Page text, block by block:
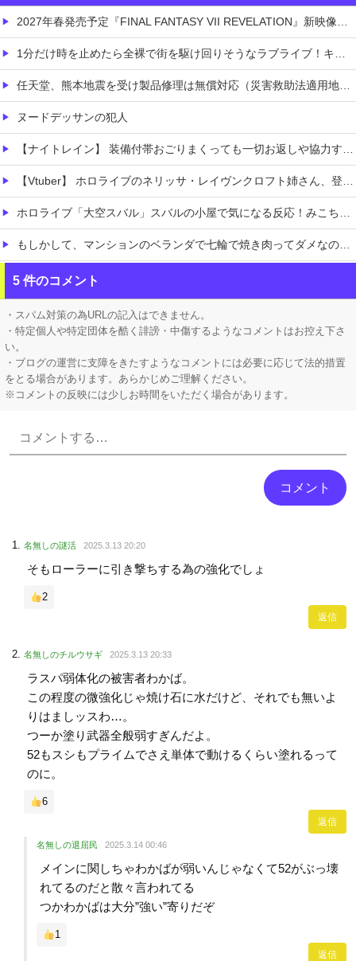
2027年春発売予定『FINAL FANTASY VII REVELATION』新映像が「gamescom Opening Night Live」で公開！8/26 午前3時配信予定
1分だけ時を止めたら全裸で街を駆け回りそうなラブライブ！キャラ
任天堂、熊本地震を受け製品修理は無償対応（災害救助法適用地域）
ヌードデッサンの犯人
【ナイトレイン】 装備付帯おごりまくっても一切お返しや協力する気がないプレイヤーいるけど…
【Vtuber】 ホロライブのネリッサ・レイヴンクロフト姉さん、登録者数100万人達成！
ホロライブ「大空スバル」スバルの小屋で気になる反応！みこち怖かった発言フォローすることなく聞き流す「水宮枢」ぺこーらについては親しみ込めて語る
もしかして、マンションのベランダで七輪で焼き肉ってダメなの？????
【熊本地震】 発生後に居酒屋店内から温泉が吹き出す ← これ前触れじゃね？
【悲報】 上沼恵美子さん「簡単にそうめん作れ言うけど、そうめん作りて地獄なんよ」
5 件のコメント
・スパム対策の為URLの記入はできません。
・特定個人や特定団体を酷く誹謗・中傷するようなコメントはお控え下さ
い。
・ブログの運営に支障をきたすようなコメントには必要に応じて法的措置
をとる場合があります。あらかじめご理解ください。
※コメントの反映には少しお時間をいただく場合があります。
名無しの謎活 2025.3.13 20:20
そもローラーに引き撃ちする為の強化でしょ
2
返信
名無しのチルウサギ 2025.3.13 20:33
ラスパ弱体化の被害者わかば。
この程度の微強化じゃ焼け石に水だけど、それでも無いよ
りはましッスわ…。
つーか塗り武器全般弱すぎんだよ。
52もスシもプライムでさえ単体で動けるくらい塗れるって
のに。
6
返信
名無しの退屈民 2025.3.14 00:46
メインに関しちゃわかばが弱いんじゃなくて52がぶっ壊
れてるのだと散々言われてる
つかわかばは大分”強い”寄りだぞ
1
返信